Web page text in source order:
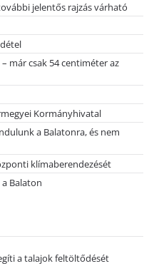
jelentős rajzás várható
már csak 54 centiméter az
Kormányhivatal
a Balatonra, és nem
klímaberendezését
Balaton
a talajok feltöltődését